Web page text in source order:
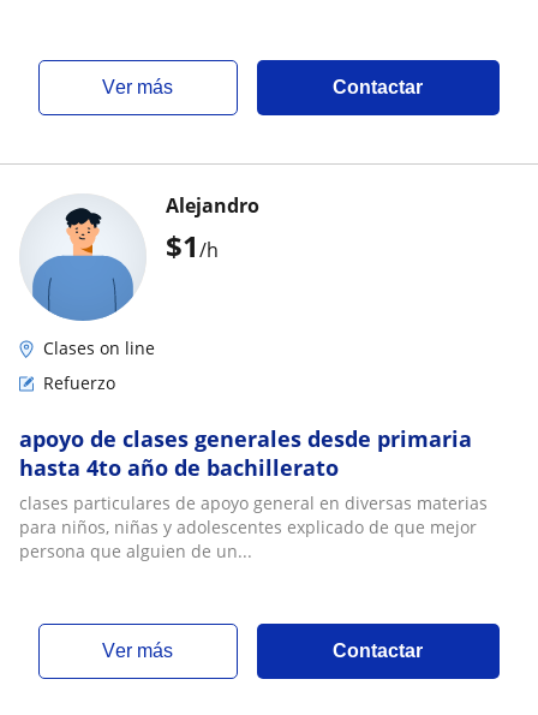
ver más Contactar
$1/h
Alejandro
Clases on line
Refuerzo
apoyo de clases generales desde primaria
hasta 4to año de bachillerato
clases particulares de apoyo general en diversas materias
para niños, niñas y adolescentes explicado de que mejor
persona que alguien de un...
ver más Contactar